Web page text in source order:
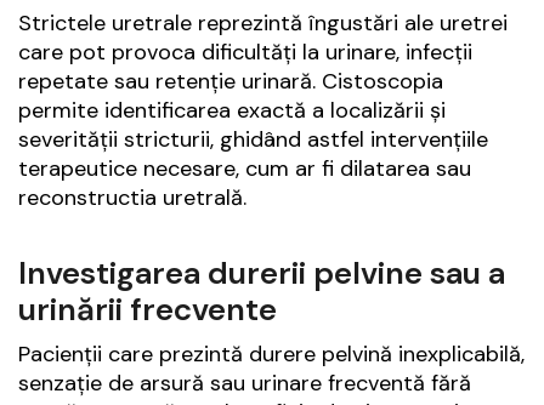
Strictele uretrale reprezintă îngustări ale uretrei
care pot provoca dificultăți la urinare, infecții
repetate sau retenție urinară. Cistoscopia
permite identificarea exactă a localizării și
severității stricturii, ghidând astfel intervențiile
terapeutice necesare, cum ar fi dilatarea sau
reconstructia uretrală.
Investigarea durerii pelvine sau a
urinării frecvente
Pacienții care prezintă durere pelvină inexplicabilă,
senzație de arsură sau urinare frecventă fără